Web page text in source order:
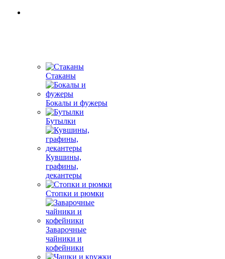
Стаканы
Бокалы и фужеры
Бутылки
Кувшины,
графины,
декантеры
Стопки и рюмки
Заварочные
чайники и
кофейники